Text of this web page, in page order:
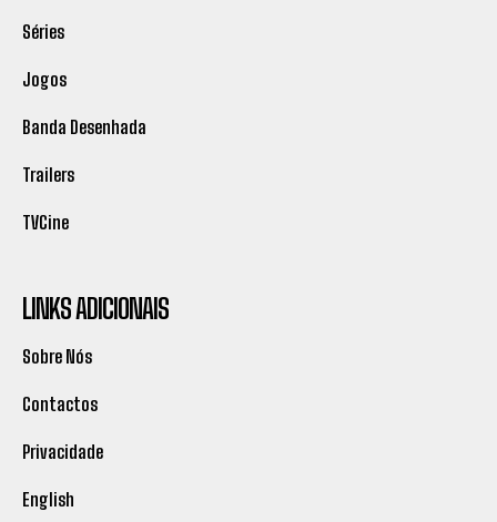
Séries
Jogos
Banda Desenhada
Trailers
TVCine
LINKS ADICIONAIS
Sobre Nós
Contactos
Privacidade
English